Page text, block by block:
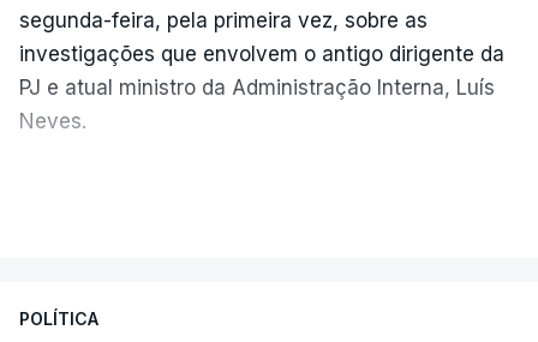
segunda-feira, pela primeira vez, sobre as
investigações que envolvem o antigo dirigente da
PJ e atual ministro da Administração Interna, Luís
Neves.
das notícias que são dadas diariamente,
POLÍTICA